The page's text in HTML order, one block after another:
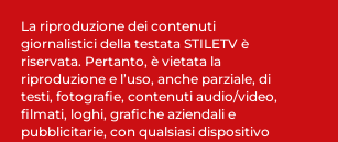
La riproduzione dei contenuti
giornalistici della testata STILETV è
riservata. Pertanto, è vietata la
riproduzione e l’uso, anche parziale, di
testi, fotografie, contenuti audio/video,
filmati, loghi, grafiche aziendali e
pubblicitarie, con qualsiasi dispositivo